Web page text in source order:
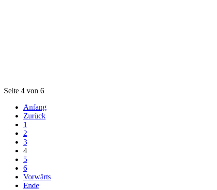
Seite 4 von 6
Anfang
Zurück
1
2
3
4
5
6
Vorwärts
Ende